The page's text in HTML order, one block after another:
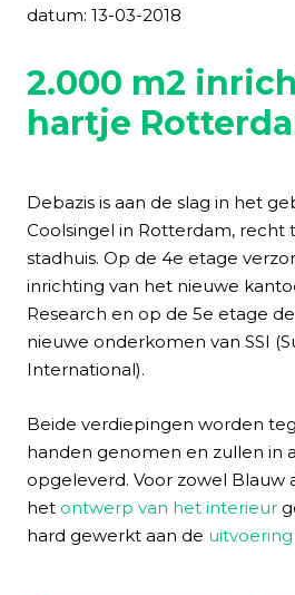
datum: 13-03-2018
2.000 m2
hartje
Debazis is aan de slag in het
Coolsingel in Rotterdam, recht
stadhuis. Op de 4e etage
inrichting van het nieuwe
Research en op de 5e etage
nieuwe onderkomen van SSI
International).
Beide verdiepingen worden
handen genomen en zullen in
opgeleverd. Voor zowel Blauw
het ontwerp van het interieur
hard gewerkt aan de